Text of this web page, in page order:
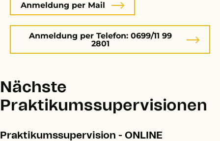
Anmeldung per Mail
Anmeldung per Telefon: 0699/11 99
2801
Nächste
Praktikumssupervisionen
Praktikumssupervision - ONLINE